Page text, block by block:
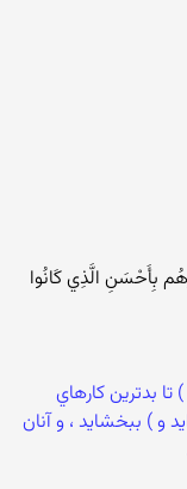
بِأَحْسَنِ الَّذِي كَانُوا
بدترين كارهاي
و ) ببخشايد ، و آنان